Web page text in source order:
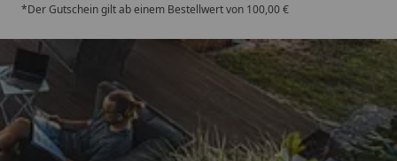
*Der Gutschein gilt ab einem Bestellwert von 100,00 €
Trusted Shops
4,81/ 5